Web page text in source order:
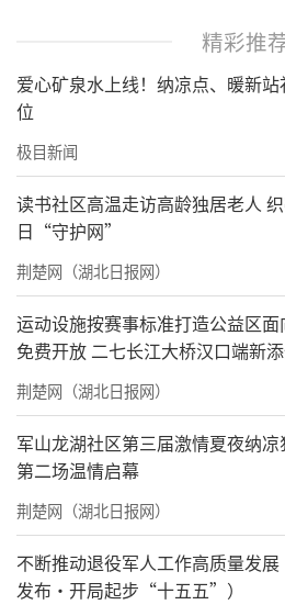
2010年自发成立的公益志
注册。十余年来，队员们
四岸，累计挽救上千条生
援队队员陈忠贵为救落水
命诠释了“用生命守望生
后，救援队获得从中央到
的高度肯定，也收获了社
精彩推
爱心矿泉水上线！纳凉点、暖新站
位
极目新闻
读书社区高温走访高龄独居老人
日“守护网”
荆楚网（湖北日报网）
运动设施按赛事标准打造公益区面
免费开放 二七长江大桥汉口端新
体育公园
荆楚网（湖北日报网）
军山龙湖社区第三届激情夏夜纳
第二场温情启幕
荆楚网（湖北日报网）
不断推动退役军人工作高质量发
发布·开局起步“十五五”）